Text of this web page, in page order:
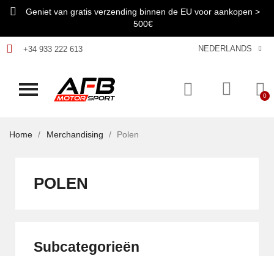
Geniet van gratis verzending binnen de EU voor aankopen >
500€
+34 933 222 613 NEDERLANDS
Home Merchandising Polen
POLEN
Subcategorieën